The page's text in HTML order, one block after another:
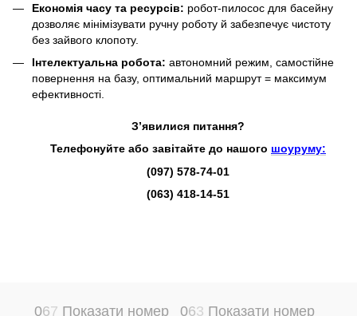
Економія часу та ресурсів: робот-пилосос для басейну
дозволяє мінімізувати ручну роботу й забезпечує чистоту
без зайвого клопоту.
Інтелектуальна робота: автономний режим, самостійне
повернення на базу, оптимальний маршрут = максимум
ефективності.
З’явилися питання?
Телефонуйте або завітайте до нашого шоуруму:
(097) 578-74-01
(063) 418-14-51
067 Показати номер 063 Показати номер